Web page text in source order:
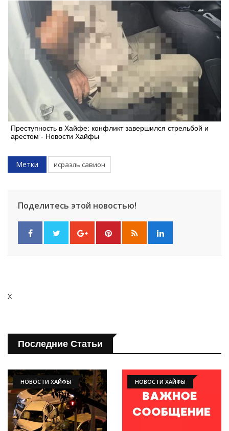
Преступность в Хайфе: конфликт завершился стрельбой и
арестом - Новости Хайфы
Метки исраэль савион
Поделитесь этой новостью!
x
Последние Статьи
НОВОСТИ ХАЙФЫ НОВОСТИ ХАЙФЫ